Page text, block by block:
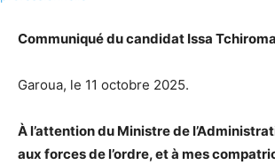
Communiqué du candidat Issa
Garoua, le 11 octobre 2025.
À l’attention du Ministre de
aux forces de l’ordre, et à mes